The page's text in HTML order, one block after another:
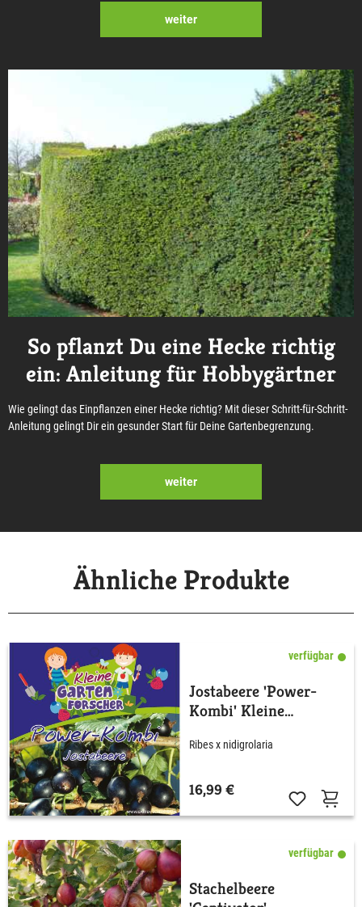
weiter
So pflanzt Du eine Hecke richtig
ein: Anleitung für Hobbygärtner
Wie gelingt das Einpflanzen einer Hecke richtig? Mit dieser Schritt-für-Schritt-
Anleitung gelingt Dir ein gesunder Start für Deine Gartenbegrenzung.
weiter
Ähnliche Produkte
verfügbar
Jostabeere 'Power-
Kombi' Kleine
Ribes x nidigrolaria
16,99 €
verfügbar
Stachelbeere